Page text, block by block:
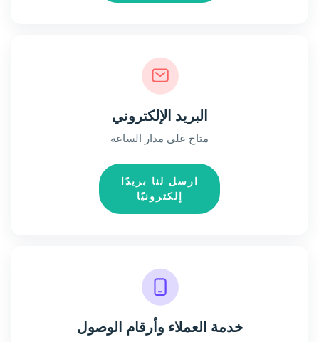
البريد الإلكتروني
متاح على مدار الساعة
ارسل لنا بريدًا
إلكترونيًا
خدمة العملاء وأرقام الوصول